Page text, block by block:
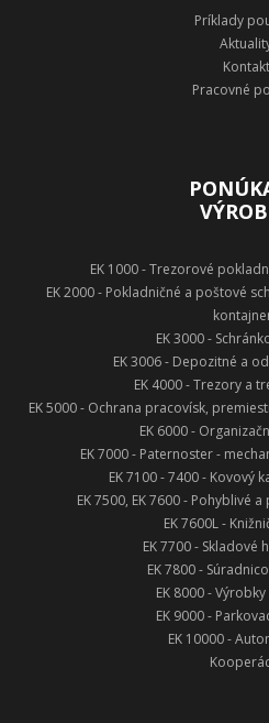
Príklady
Kontakt
Pracovné
EK 1000 - Trezorové
EK 2000 - Pokladničné a poštové
EK 3000 -
EK 3006 - Depozitné a
EK 4000 - Trezory a
EK 5000 - Ochrana pracovísk,
EK 6000 -
EK 7000 - Paternoster -
EK 7100 - 7400 - Kovový
EK 7500, EK 7600 - Pohyblivé
EK 7600L -
EK 7700 - Skladové
EK 7800 -
EK 8000 -
EK 9000 -
EK 10000 -